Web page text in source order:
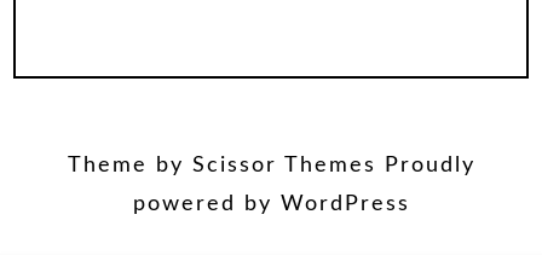
Theme by Scissor Themes
Proudly
powered by WordPress